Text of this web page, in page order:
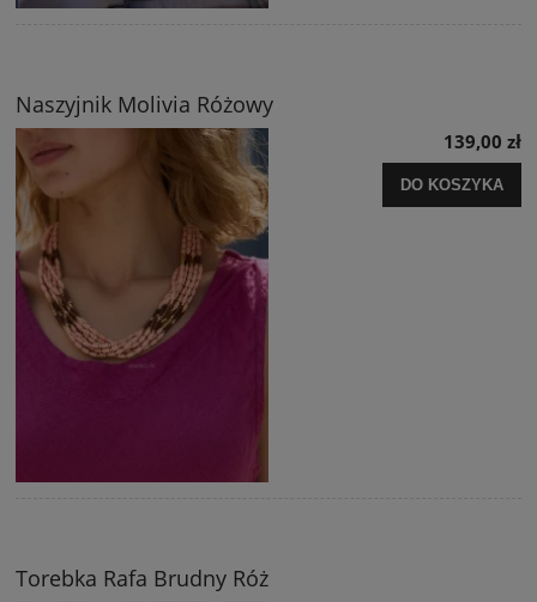
Naszyjnik Molivia Różowy
139,00 zł
DO KOSZYKA
Torebka Rafa Brudny Róż